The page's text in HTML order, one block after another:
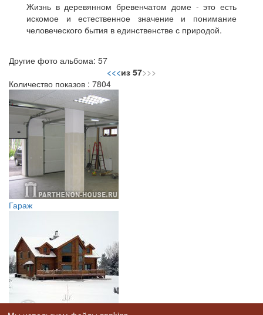
Жизнь в деревянном бревенчатом доме - это есть
искомое и естественное значение и понимание
человеческого бытия в единственстве с природой.
Другие фото альбома: 57
<<<из 57>>>
Количество показов : 7804
Гараж